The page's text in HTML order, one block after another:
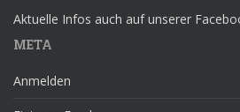
Aktuelle Infos auch auf unserer
META
Anmelden